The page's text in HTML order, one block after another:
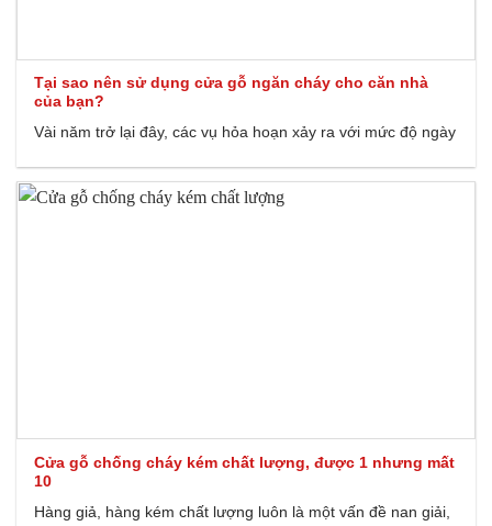
Tại sao nên sử dụng cửa gỗ ngăn cháy cho căn nhà
của bạn?
Vài năm trở lại đây, các vụ hỏa hoạn xảy ra với mức độ ngày
Cửa gỗ chống cháy kém chất lượng, được 1 nhưng mất
10
Hàng giả, hàng kém chất lượng luôn là một vấn đề nan giải,